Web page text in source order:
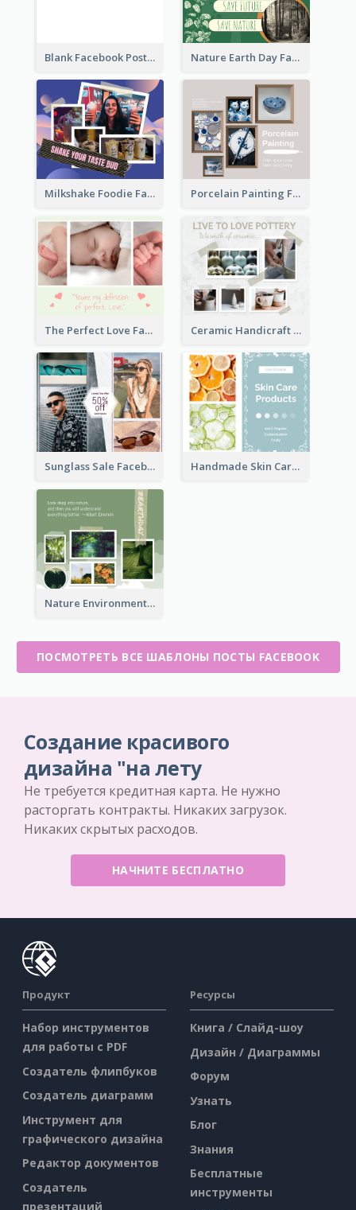
Blank Facebook Post Nature Earth Day Facebook Post
Milkshake Foodie Facebook Post Porcelain Painting Facebook Post
The Perfect Love Facebook Post Ceramic Handicraft Workshop Facebook Post
Sunglass Sale Facebook Post Handmade Skin Care Products Facebook Post
Nature Environment Facebook Post
ПОСМОТРЕТЬ ВСЕ ШАБЛОНЫ ПОСТЫ FACEBOOK
Создание красивого
дизайна "на лету
Не требуется кредитная карта. Не нужно
расторгать контракты. Никаких загрузок.
Никаких скрытых расходов.
НАЧНИТЕ БЕСПЛАТНО
Продукт
Набор инструментов
для работы с PDF
Создатель флипбуков
Создатель диаграмм
Инструмент для
графического дизайна
Редактор документов
Создатель
презентаций
Ресурсы
Книга / Слайд-шоу
Дизайн / Диаграммы
Форум
Узнать
Блог
Знания
Бесплатные
инструменты